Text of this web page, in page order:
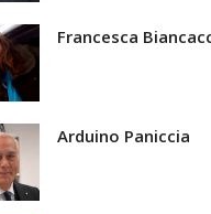
Francesca
Arduino Paniccia